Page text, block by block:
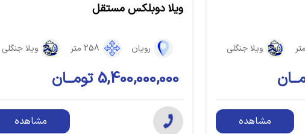
ویلا جنگلی
مشاهده
ویلا دوبلکس مستقل
رویان 258 متر ویلا جنگلی
5,400,000,000 تومــان
مشاهده